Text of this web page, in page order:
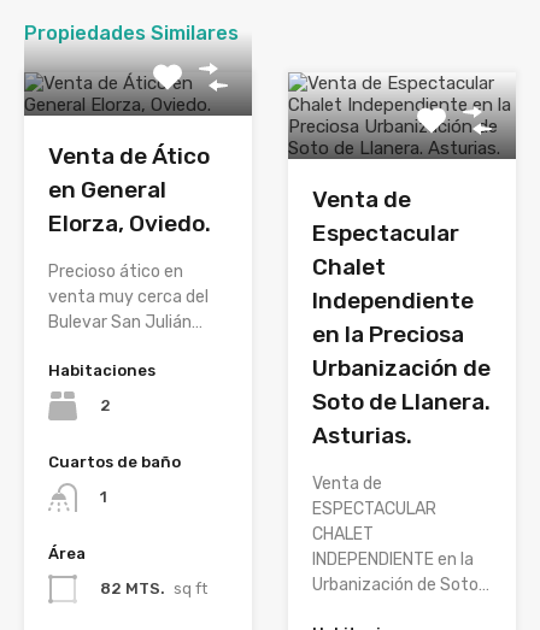
Propiedades Similares
Venta de Ático
en General
Elorza, Oviedo.
Precioso ático en
venta muy cerca del
Bulevar San Julián…
Habitaciones
2
Cuartos de baño
1
Área
82 MTS. sq ft
Venta de
Espectacular
Chalet
Independiente
en la Preciosa
Urbanización de
Soto de Llanera.
Asturias.
Venta de
ESPECTACULAR
CHALET
INDEPENDIENTE en la
Urbanización de Soto…